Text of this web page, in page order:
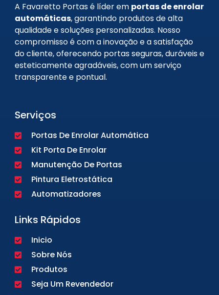
A Favaretto Portas é líder em portas de enrolar
automáticas, garantindo produtos de alta
qualidade e soluções personalizadas. Nosso
compromisso é com a inovação e a satisfação
do cliente, oferecendo portas seguras, duráveis e
esteticamente agradáveis, com um serviço
transparente e pontual.
Serviços
Portas De Enrolar Automática
Kit Porta De Enrolar
Manutenção De Portas
Pintura Eletrostática
Automatizadores
Links Rápidos
Inicio
Sobre Nós
Produtos
Seja Um Revendedor